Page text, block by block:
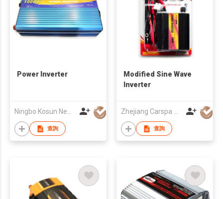
Power Inverter
查詢
Modified Sine Wave
Inverter
查詢